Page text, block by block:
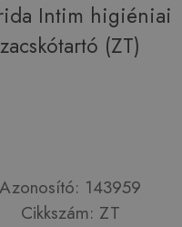
Intim higiéniai
zacskótartó (ZT)
Azonosító: 143959
Cikkszám: ZT